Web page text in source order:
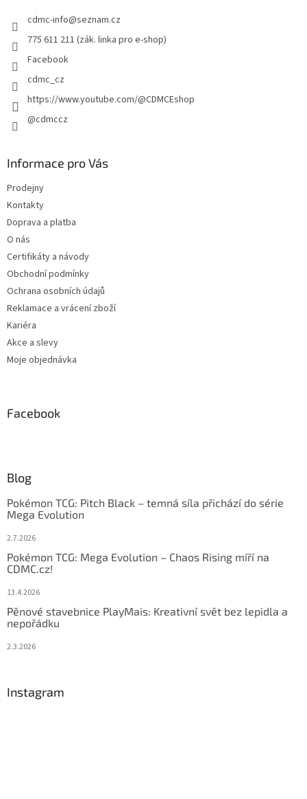
cdmc-info@seznam.cz
775 611 211 (zák. linka pro e-shop)
Facebook
cdmc_cz
https://www.youtube.com/@CDMCEshop
@cdmccz
Informace pro Vás
Prodejny
Kontakty
Doprava a platba
O nás
Certifikáty a návody
Obchodní podmínky
Ochrana osobních údajů
Reklamace a vrácení zboží
Kariéra
Akce a slevy
Moje objednávka
Facebook
Blog
Pokémon TCG: Pitch Black – temná síla přichází do série
Mega Evolution
2.7.2026
Pokémon TCG: Mega Evolution – Chaos Rising míří na
CDMC.cz!
13.4.2026
Pěnové stavebnice PlayMais: Kreativní svět bez lepidla a
nepořádku
2.3.2026
Instagram